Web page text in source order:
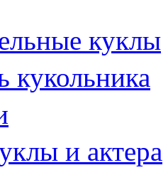
куклы
кукольника
и актера